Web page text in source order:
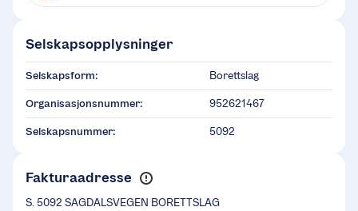
Selskapsopplysninger
Selskapsform: Borettslag
Organisasjonsnummer: 952621467
Selskapsnummer: 5092
Fakturaadresse
S. 5092 SAGDALSVEGEN BORETTSLAG